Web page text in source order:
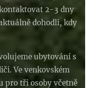
kontaktovat 2-3 dny
dohodli, kdy
ubytování s
Ve venkovském
pro tři osoby včetně